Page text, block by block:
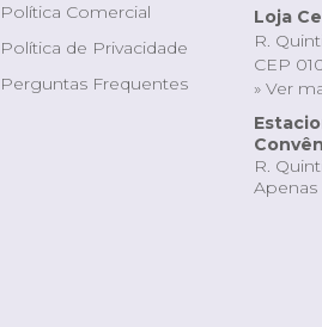
Política Comercial
Política de Privacidade
Perguntas Frequentes
Loja
R.
CEP
» Ver
R.
Apenas